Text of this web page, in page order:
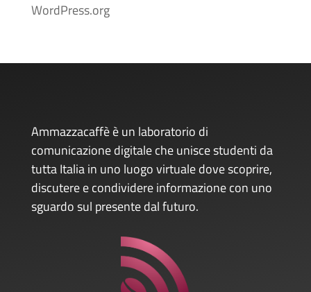
WordPress.org
Ammazzacaffè è un laboratorio di
comunicazione digitale che unisce studenti da
tutta Italia in uno luogo virtuale dove scoprire,
discutere e condividere informazione con uno
sguardo sul presente dal futuro.